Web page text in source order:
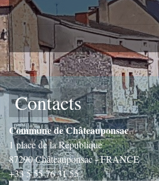
Contacts
Commune de Châteauponsac
1 place de la République
87290 Châteauponsac - FRANCE
+33 5 55 76 31 55